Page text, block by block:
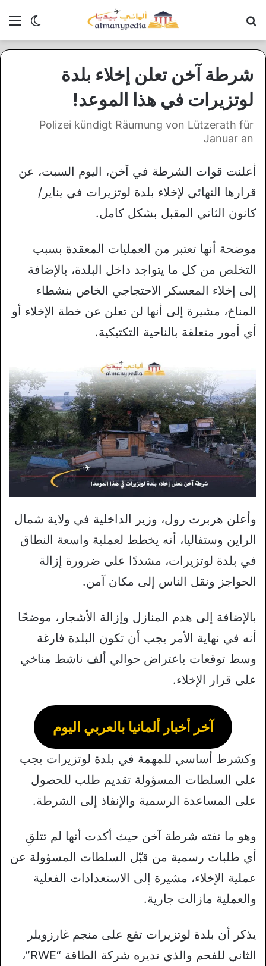
الوضع
شرطة آخن تعلن إخلاء بلدة
لوتزيرات في هذا الموعد!
Polizei kündigt Räumung von Lützerath für
Januar an
أعلنت قوات الشرطة في آخن، اليوم السبت، عن
قرارها النهائي لإخلاء بلدة لوتزيرات في يناير/
كانون الثاني المقبل بشكل كامل.
موضحة أنها تعتبر من العمليات المعقدة بسبب
التخلص من كل ما يتواجد داخل البلدة، بالإضافة
إلى إخلاء المعسكر الاحتجاجي الخاص بنشطاء
المناخ، مشيرة إلى أنها لن تعلن عن خطة الإخلاء أو
أي أمور متعلقة بالناحية التكتيكية.
وأعلن هربرت رول، وزير الداخلية في ولاية شمال
الراين وستفاليا، أنه يخطط لعملية واسعة النطاق
في بلدة لوتزيرات، مشددًا على ضرورة إزالة
الحواجز ونقل الناس إلى مكان آمن.
بالإضافة إلى هدم المنازل وإزالة الأشجار، موضحًا
أنه في نهاية الأمر يجب أن تكون البلدة فارغة
وسط توقعات باعتراض حوالي ألف ناشط مناخي
على قرار الإخلاء.
آخر أخبار ألمانيا بالعربي اليوم
وكشرط أساسي للمهمة في بلدة لوتزيرات يجب
على السلطات المسؤولة تقديم طلب للحصول
على المساعدة الرسمية والإنفاذ إلى الشرطة.
وهو ما نفته شرطة آخن حيث أكدت أنها لم تتلقِ
أي طلبات رسمية من قبّل السلطات المسؤولة عن
عملية الإخلاء، مشيرة إلى الاستعدادات الفعلية
والعملية مازالت جارية.
يذكر أن بلدة لوتزيرات تقع على منجم غارزويلر
الثاني للفحم والذي تديره شركة الطاقة “RWE”،